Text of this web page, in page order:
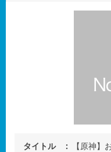
タイトル
【原神】